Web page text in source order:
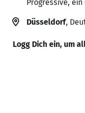
Progressive, ein
Düsseldorf,
Logg Dich ein, um